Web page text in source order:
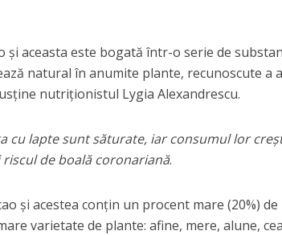
și aceasta este bogată într-o serie de
natural în anumite plante, recunoscute a
nutriționistul Lygia Alexandrescu.
cu lapte sunt săturate, iar consumul lor
de boală coronariană.
și acestea conțin un procent mare (20%) de
varietate de plante: afine, mere, alune,